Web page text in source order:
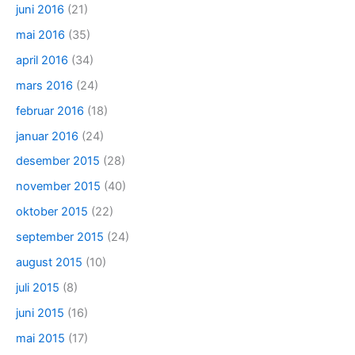
juni 2016 (21)
mai 2016 (35)
april 2016 (34)
mars 2016 (24)
februar 2016 (18)
januar 2016 (24)
desember 2015 (28)
november 2015 (40)
oktober 2015 (22)
september 2015 (24)
august 2015 (10)
juli 2015 (8)
juni 2015 (16)
mai 2015 (17)